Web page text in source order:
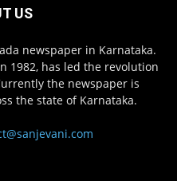
US
newspaper in Karnataka.
1982, has led the revolution
the newspaper is
the state of Karnataka.